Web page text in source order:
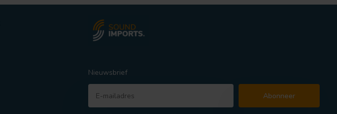
Nieuwsbrief
Abonneer